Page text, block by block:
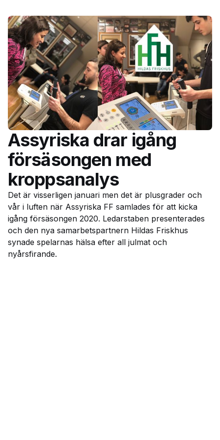
Assyriska drar igång
försäsongen med
kroppsanalys
Det är visserligen januari men det är plusgrader och
vår i luften när Assyriska FF samlades för att kicka
igång försäsongen 2020. Ledarstaben presenterades
och den nya samarbetspartnern Hildas Friskhus
synade spelarnas hälsa efter all julmat och
nyårsfirande.